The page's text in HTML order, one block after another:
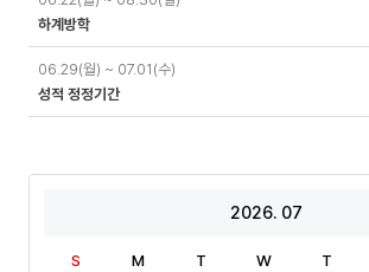
하계방학
06.29(월) ~ 07.01(수)
성적 정정기간
2026. 07
S M T W T